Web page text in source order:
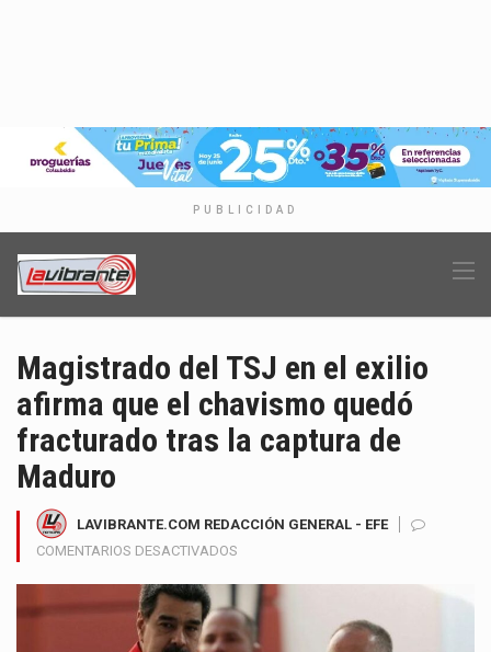
PUBLICIDAD
Magistrado del TSJ en el exilio
afirma que el chavismo quedó
fracturado tras la captura de
Maduro
LAVIBRANTE.COM REDACCIÓN GENERAL - EFE
COMENTARIOS DESACTIVADOS
DEL
TSJ
EN